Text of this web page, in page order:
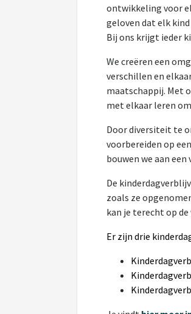
ontwikkeling voor
geloven dat elk
Bij ons krijgt ieder
We creëren een
verschillen en
maatschappij. Met
met elkaar leren
Door diversiteit te
voorbereiden op
bouwen we aan
De
zoals ze
kan je terecht op
Er zijn drie